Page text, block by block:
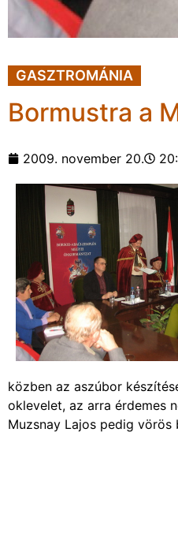
GASZTROMÁNIA
Bormustra a
2009. november 20.
közben az aszúbor
oklevelet, az arra érdemes
Muzsnay Lajos pedig